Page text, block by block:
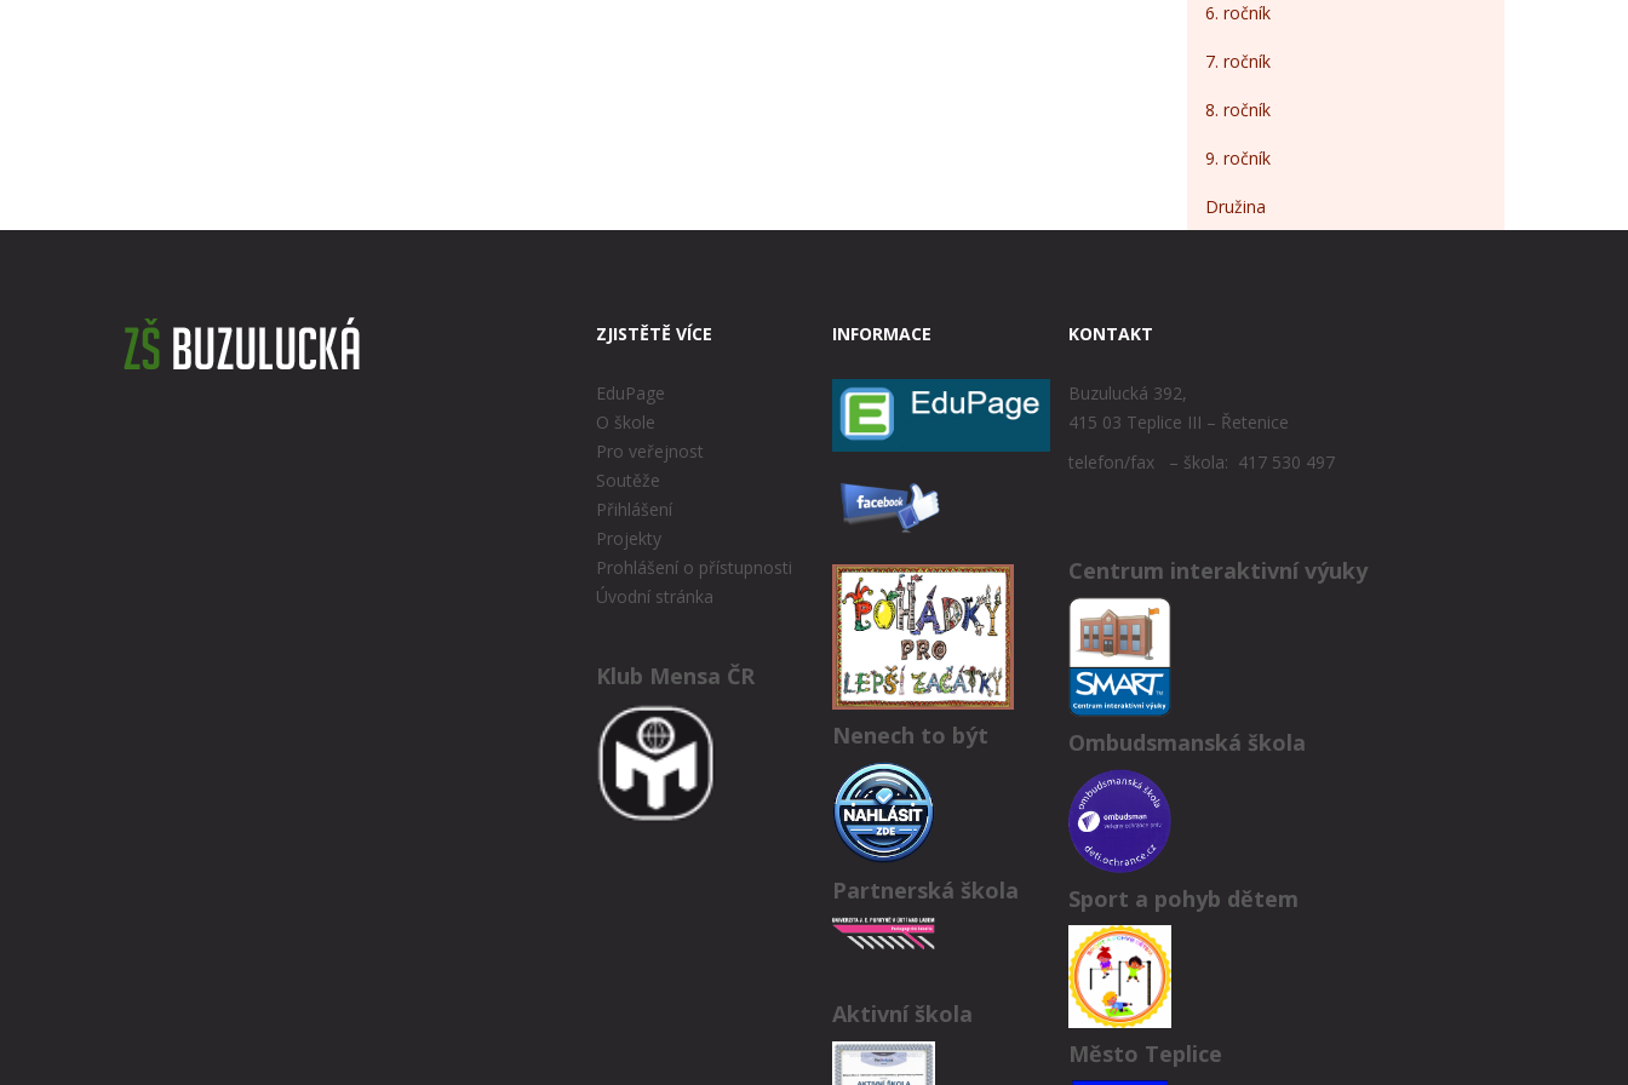
6. ročník
7. ročník
8. ročník
9. ročník
Družina
ZJISTĚTĚ VÍCE
EduPage
O škole
Pro veřejnost
Soutěže
Přihlášení
Projekty
Prohlášení o přístupnosti
Úvodní stránka
Klub Mensa ČR
INFORMACE
Nenech to být
Partnerská škola
Aktivní škola
KONTAKT
Buzulucká 392,
415 03 Teplice III – Řetenice
telefon/fax – škola: 417 530 497
Centrum interaktivní výuky
Ombudsmanská škola
Sport a pohyb dětem
Město Teplice